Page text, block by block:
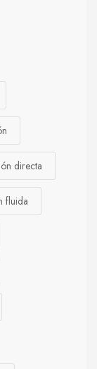
directa
fluida